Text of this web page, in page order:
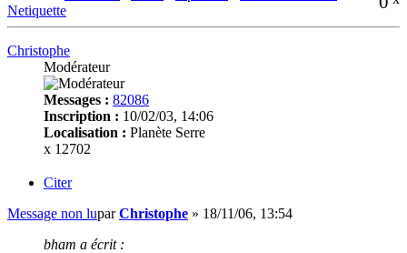
Netiquette
Christophe
Modérateur
Messages : 82086
Inscription : 10/02/03, 14:06
Localisation : Planète Serre
x 12702
Citer
Message non luparChristophe » 18/11/06, 13:54
bham a écrit :